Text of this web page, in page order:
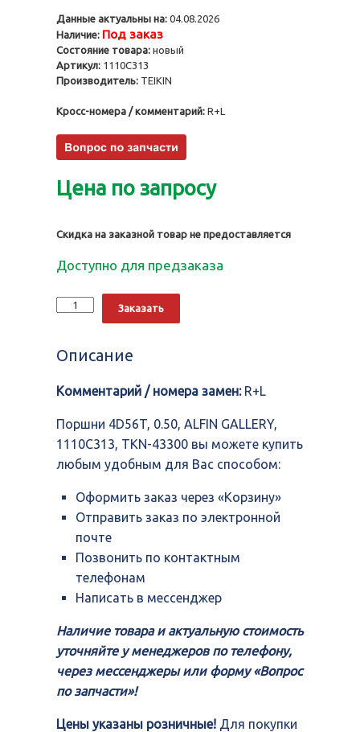
Данные актуальны на: 04.08.2026
Наличие: Под заказ
Состояние товара: новый
Артикул: 1110C313
Производитель: TEIKIN
Кросс-номера / комментарий: R+L
Цена по запросу
Скидка на заказной товар не предоставляется
Доступно для предзаказа
Количество
Поршни
ALFIN
1110C313,
43300
Заказать
Описание
Комментарий / номера замен:R+L
Поршни 4D56T, 0.50, ALFIN GALLERY,
1110C313, TKN-43300 вы можете купить
любым удобным для Вас способом:
Оформить заказ через «Корзину»
Отправить заказ по электронной
почте
Позвонить по контактным
телефонам
Написать в мессенджер
Наличие товара и актуальную стоимость
уточняйте у менеджеров по телефону,
через мессенджеры или форму «Вопрос
по запчасти»!
Цены указаны розничные! Для покупки